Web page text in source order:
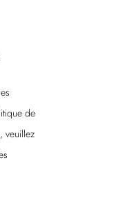
de
veuillez